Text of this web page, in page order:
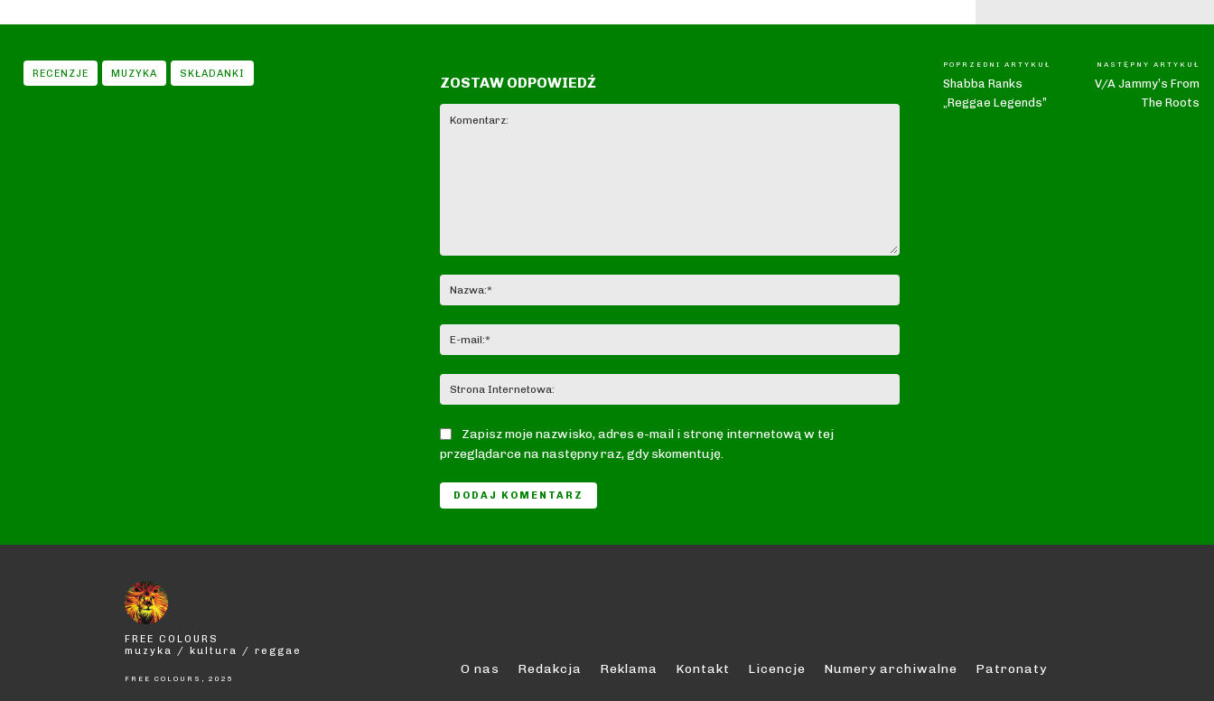
RECENZJE MUZYKA SKŁADANKI
ZOSTAW ODPOWIEDŹ
mail:*
Internetowa:
Zapisz moje nazwisko, adres e-mail i stronę internetową w tej
przeglądarce na następny raz, gdy skomentuję.
POPRZEDNI ARTYKUŁ
Shabba Ranks
„Reggae Legends”
NASTĘPNY ARTYKUŁ
V/A Jammy’s From
The Roots
O nas Redakcja Reklama Kontakt Licencje Numery archiwalne Patronaty
FREE COLOURS
muzyka / kultura / reggae
FREE COLOURS, 2025